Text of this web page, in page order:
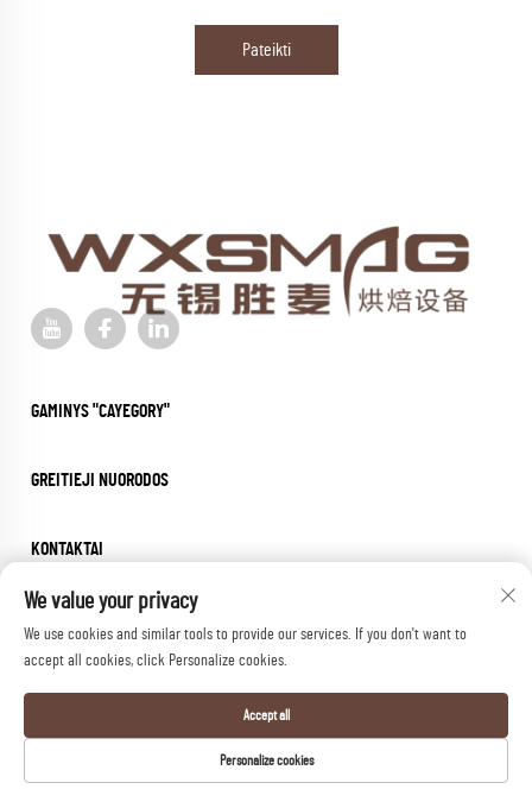
Pateikti
GAMINYS "CAYEGORY"
GREITIEJI NUORODOS
KONTAKTAI
Office add : Jiangsu provincija, Wuxi miesto Huishan rajone, Qianzhou gatvėje,
Huihe keliuose Nr. 5
E-paslaugas:[email protected]
Telefono numeris:+86-18652826331
Autorių teisės © 2026 wuxi sheng mai machinery co.,ltd. Visos teisės
saugomos. Privatumo politika
We value your privacy
We use cookies and similar tools to provide our services. If you don't want to
accept all cookies, click Personalize cookies.
Personalize cookies
Accept all